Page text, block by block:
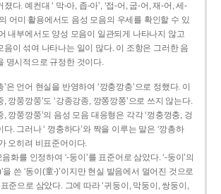
다. 예컨대 ‘ 막-아, 좁-아’, ‘접-어, 굽-어, 재-어, 세-
어미 활용에서도 음성 모음의 우세를 확인할 수 있
내부에서도 양성 모음이 일관되게 나타나지 않고
음이 섞여 나타나는 일이 많다. 이 조항은 그러한 음
명시적으로 규정한 것이다.
은 언어 현실을 반영하여 ‘깡충깡충’으로 정했다. 이
, 깡쭝깡쭝’도 ‘강종강종, 깡쫑깡쫑’으로 쓰지 않는다.
, 깡쭝깡쭝’의 음성 모음 대응형은 각각 ‘껑충껑충, 겅
다. 그러나 ‘ 껑충하다’와 짝을 이루는 말은 ‘깡총하
오히려 비표준어이다.
화를 인정하여 ‘-둥이’를 표준어로 삼았다. ‘-둥이’의
을 쓴 ‘동이(童-)’이지만 현실 발음에서 멀어진 것으로
표준으로 삼았다. 그에 따라 ‘귀둥이, 막둥이, 쌍둥이,